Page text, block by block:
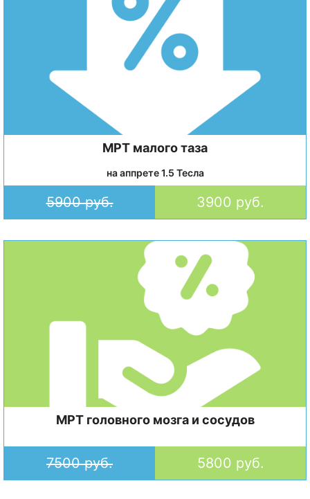
МРТ малого таза
на аппрете 1.5 Тесла
5900 руб. 3900 руб.
МРТ головного мозга и сосудов
7500 руб. 5800 руб.